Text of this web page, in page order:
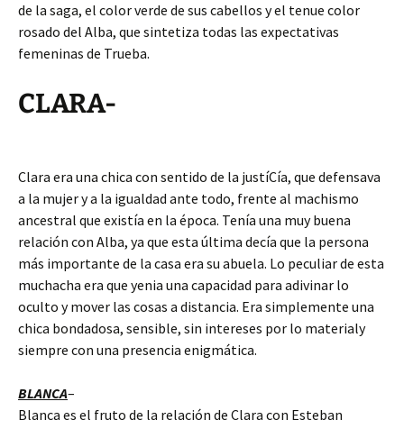
de la saga, el color verde de sus cabellos y el tenue color
rosado del Alba, que sintetiza todas las expectativas
femeninas de Trueba.
CLARA-
Clara era una chica con sentido de la justíCía, que defensava
a la mujer y a la igualdad ante todo, frente al machismo
ancestral que existía en la época. Tenía una muy buena
relación con Alba, ya que esta última decía que la persona
más importante de la casa era su abuela. Lo peculiar de esta
muchacha era que yenia una capacidad para adivinar lo
oculto y mover las cosas a distancia. Era simplemente una
chica bondadosa, sensible, sin intereses por lo materialy
siempre con una presencia enigmática.
BLANCA–
Blanca es el fruto de la relación de Clara con Esteban